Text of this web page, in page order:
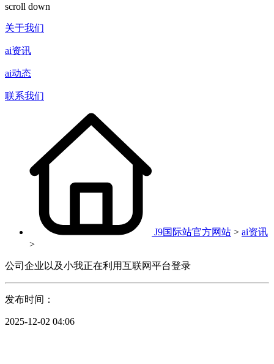
scroll down
关于我们
ai资讯
ai动态
联系我们
J9国际站官方网站 > ai资讯
>
公司企业以及小我正在利用互联网平台登录
发布时间：
2025-12-02 04:06